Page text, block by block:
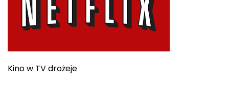
Kino w TV drożeje